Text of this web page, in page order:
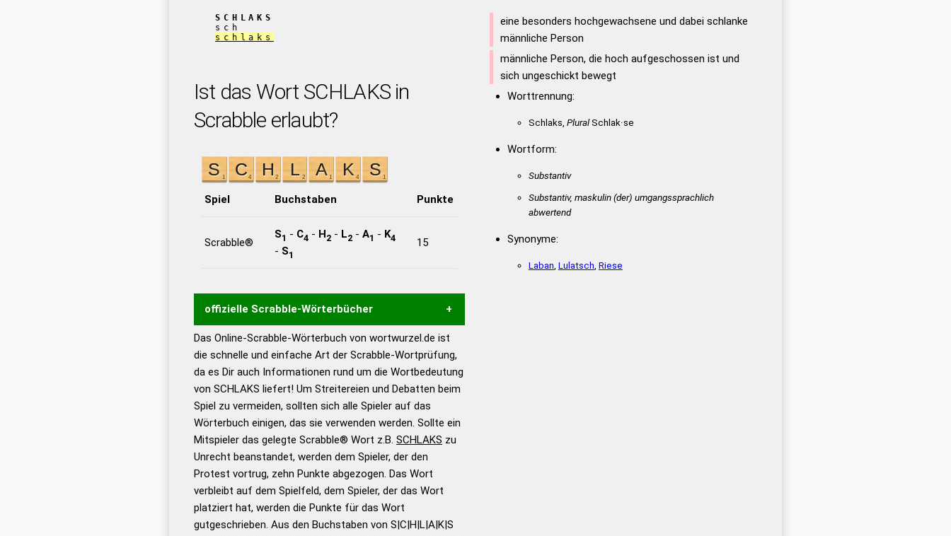
SCHLAKS
sch
schlaks
Ist das Wort SCHLAKS in
Scrabble erlaubt?
Spiel Buchstaben Punkte
Scrabble®
S1 - C4 - H2- L2- A1 - K4
- S1
15
offizielle Scrabble-Wörterbücher
Wortwurzel liefert mit Hilfe eines semantischen
Wortanalyse-Algorithmus gute Anhaltspunkte zu
Wortbedeutung, Worttrennung und Wortform, um die
Gültigkeit eines Wortes für das Scrabble-Spiel zu
bestimmen! zugelassene Turnier Scrabble-
Wörterbücher sind:
Duden – Standardwerk in 12
Bänden
Duden – Richtiges und gutes
Deutsch
Das Online-Scrabble-Wörterbuch von wortwurzel.de ist
die schnelle und einfache Art der Scrabble-Wortprüfung,
da es Dir auch Informationen rund um die Wortbedeutung
von SCHLAKS liefert! Um Streitereien und Debatten beim
Spiel zu vermeiden, sollten sich alle Spieler auf das
Wörterbuch einigen, das sie verwenden werden. Sollte ein
Mitspieler das gelegte Scrabble® Wort z.B. SCHLAKS zu
Unrecht beanstandet, werden dem Spieler, der den
Protest vortrug, zehn Punkte abgezogen. Das Wort
verbleibt auf dem Spielfeld, dem Spieler, der das Wort
platziert hat, werden die Punkte für das Wort
gutgeschrieben. Aus den Buchstaben von S|C|H|L|A|K|S
eine besonders hochgewachsene und dabei schlanke
männliche Person
männliche Person, die hoch aufgeschossen ist und
sich ungeschickt bewegt
Worttrennung:
Schlaks, PluralSchlak·se
Wortform:
Substantiv
Substantiv, maskulin(der) umgangssprachlich
abwertend
Synonyme:
Laban Lulatsch Riese